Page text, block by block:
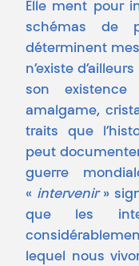
Elle ment pour
schémas de
déterminent
n’existe
son
amalgame,
traits que
peut
guerre
« intervenir»
que les
lequel nous